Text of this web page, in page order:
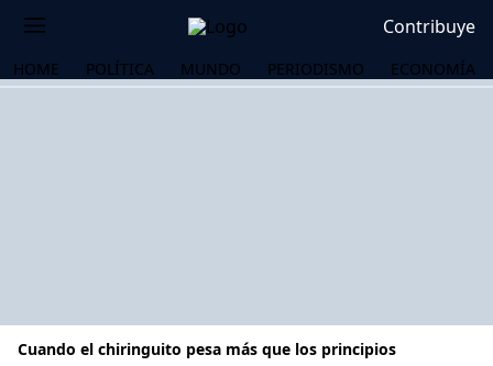
Contribuye
HOME POLÍTICA MUNDO PERIODISMO ECONOMÍA
Cuando el chiringuito pesa más que los principios